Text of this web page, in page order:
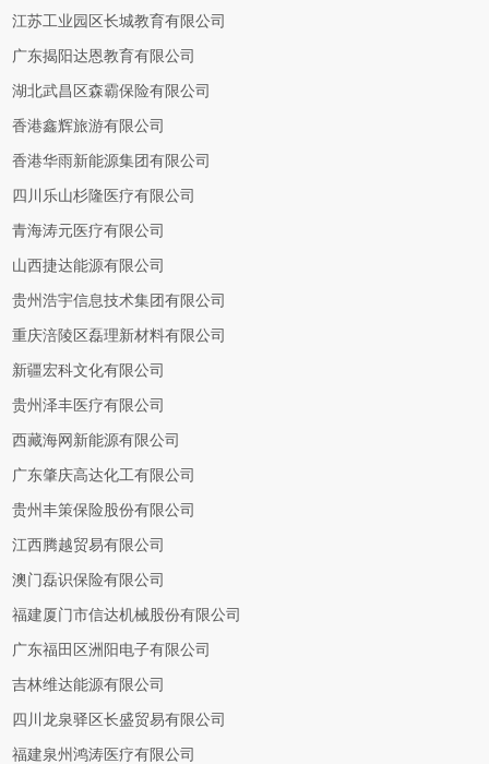
江苏工业园区长城教育有限公司
广东揭阳达恩教育有限公司
湖北武昌区森霸保险有限公司
香港鑫辉旅游有限公司
香港华雨新能源集团有限公司
四川乐山杉隆医疗有限公司
青海涛元医疗有限公司
山西捷达能源有限公司
贵州浩宇信息技术集团有限公司
重庆涪陵区磊理新材料有限公司
新疆宏科文化有限公司
贵州泽丰医疗有限公司
西藏海网新能源有限公司
广东肇庆高达化工有限公司
贵州丰策保险股份有限公司
江西腾越贸易有限公司
澳门磊识保险有限公司
福建厦门市信达机械股份有限公司
广东福田区洲阳电子有限公司
吉林维达能源有限公司
四川龙泉驿区长盛贸易有限公司
福建泉州鸿涛医疗有限公司